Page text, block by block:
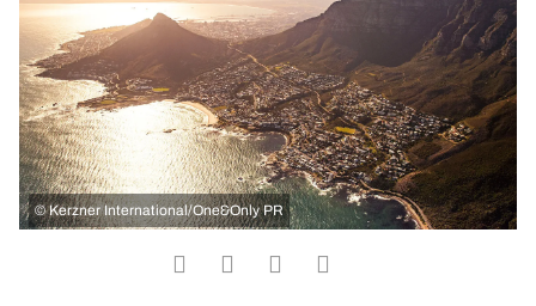
© Kerzner International/One&Only PR